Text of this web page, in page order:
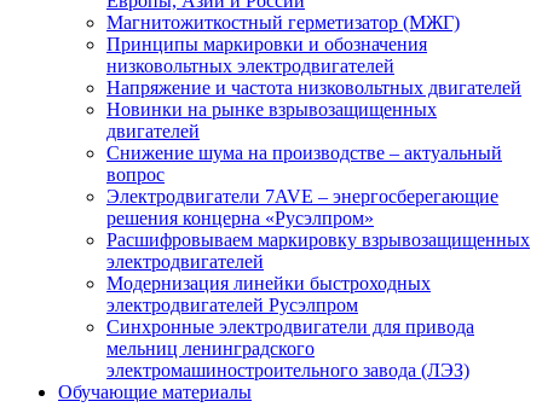
Магнитожиткостный герметизатор (МЖГ)
Принципы маркировки и обозначения
низковольтных электродвигателей
Напряжение и частота низковольтных двигателей
Новинки на рынке взрывозащищенных
двигателей
Снижение шума на производстве – актуальный
вопрос
Электродвигатели 7AVE – энергосберегающие
решения концерна «Русэлпром»
Расшифровываем маркировку взрывозащищенных
электродвигателей
Модернизация линейки быстроходных
электродвигателей Русэлпром
Синхронные электродвигатели для привода
мельниц ленинградского
электромашиностроительного завода (ЛЭЗ)
Обучающие материалы